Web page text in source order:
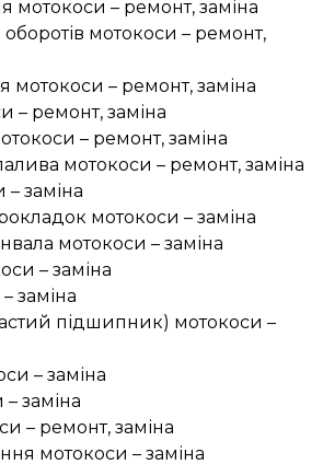
мотокоси – ремонт, заміна
мотокоси – ремонт,
мотокоси – ремонт, заміна
– ремонт, заміна
– ремонт, заміна
мотокоси – ремонт, заміна
заміна
мотокоси – заміна
мотокоси – заміна
– заміна
заміна
підшипник) мотокоси –
– заміна
заміна
– ремонт, заміна
мотокоси – заміна